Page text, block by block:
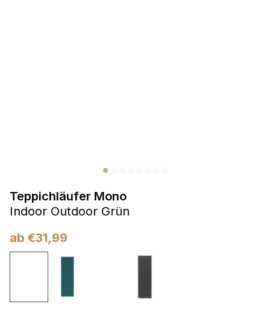
Teppichläufer Mono
Indoor Outdoor Grün
ab €31,99
Marketing
Websites hinweg zu verfolgen. Das Ziel ist es, Anzeigen
anzuzeigen, die für den einzelnen Benutzer relevant und
ansprechend sind und somit wertvoller für Herausgeber und
Nicht kategorisiert.